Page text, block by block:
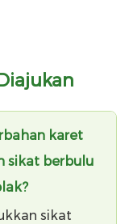
karet
sikat berbulu
sikat